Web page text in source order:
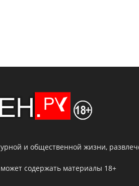
и общественной жизни,
содержать материалы 18+